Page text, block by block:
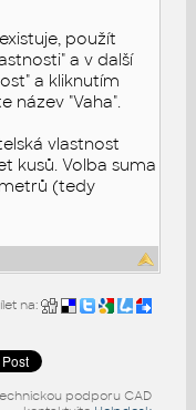
použít
a v další
a kliknutím
název "Vaha".
vlastnost
kusů. Volba suma
(tedy
na:
podporu CAD